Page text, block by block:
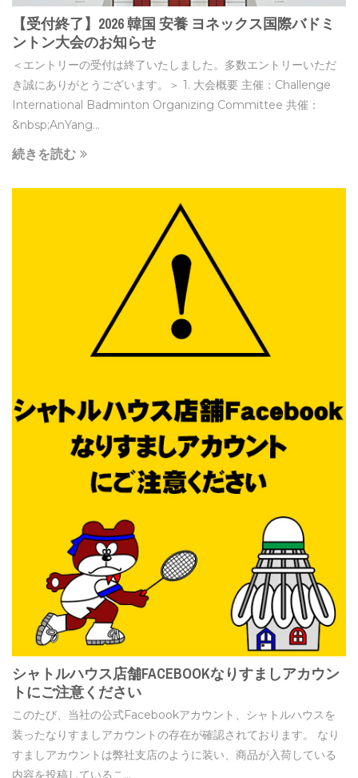
【受付終了】2026 韓国 安養 ヨネックス国際バドミ
ントン大会のお知らせ
＜エントリーの受付は終了いたしました。多数エントリーいただ
き誠にありがとうございます。＞ 1. 大会概要 主催：Challenge
International Badminton Organizing Committee 共催：
&nbsp;AnYang...
続きを読む
シャトルハウス店舗FACEBOOKなりすましアカウン
トにご注意ください
このたび、当社の公式Facebookアカウント、シャトルハウスを
装ったなりすましアカウントの存在が確認されております。 なり
すましアカウントは弊社支店のように装い、商品が入荷している
内容を投稿しているこ...